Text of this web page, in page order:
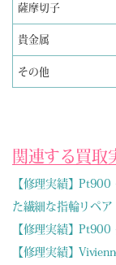
薩摩切子
貴金属
その他
関連する買取
【修理実績】
た繊細な指輪リペア
【修理実績】Pt900
【修理実績】